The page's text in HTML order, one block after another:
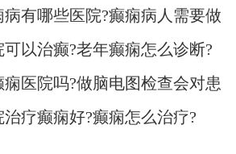
病有哪些医院?癫痫病人需要做
以治癫?老年癫痫怎么诊断?
医院吗?做脑电图检查会对患
?疗癫痫好?癫痫怎么治疗?